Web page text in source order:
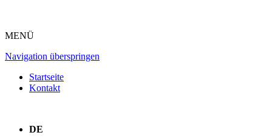
MENÜ
Navigation überspringen
Startseite
Kontakt
DE